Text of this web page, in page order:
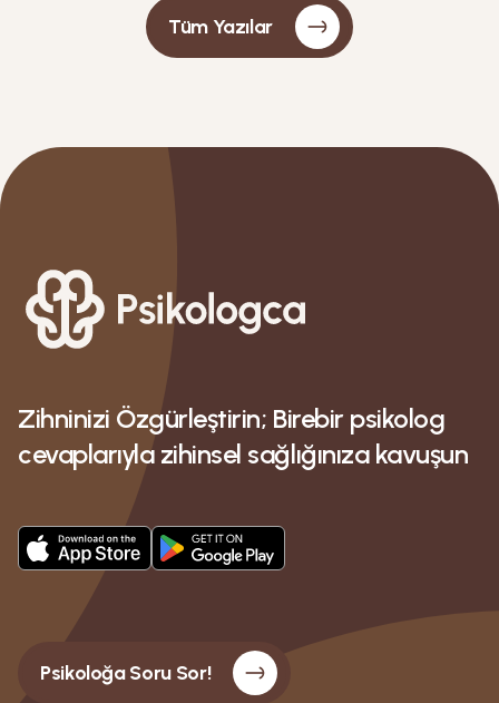
sağlığınızın tüm yönlerini güçlendirebilir. Aşka düşme
deneyiminizi korumak veya yeniden canlandırmak için
Tüm Yazılar
Zihninizi Özgürleştirin; Birebir psikolog
cevaplarıyla zihinsel sağlığınıza kavuşun
Psikoloğa Soru Sor!